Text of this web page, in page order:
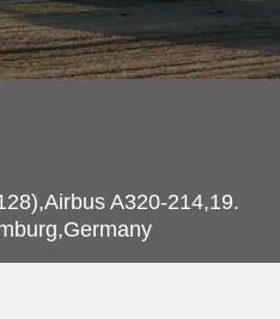
A320-214,19.